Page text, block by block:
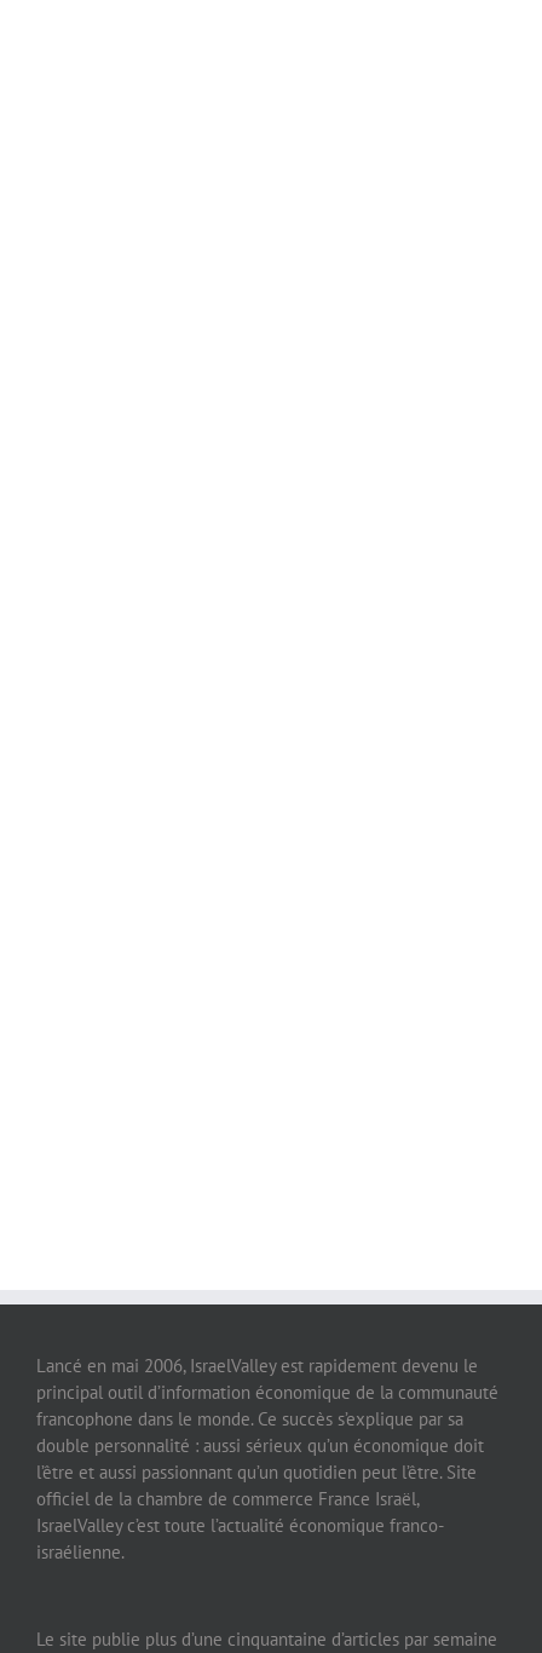
Lancé en mai 2006, IsraelValley est rapidement devenu le
principal outil d’information économique de la communauté
francophone dans le monde. Ce succès s’explique par sa
double personnalité : aussi sérieux qu’un économique doit
l’être et aussi passionnant qu’un quotidien peut l’être. Site
officiel de la chambre de commerce France Israël,
IsraelValley c’est toute l’actualité économique franco-
israélienne.
Le site publie plus d’une cinquantaine d’articles par semaine